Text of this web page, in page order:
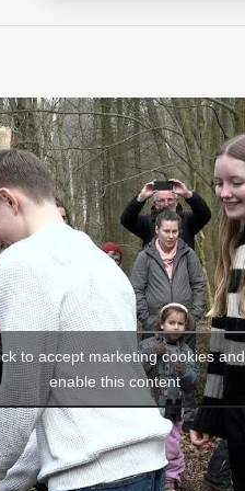
to accept marketing cookies and
enable this content